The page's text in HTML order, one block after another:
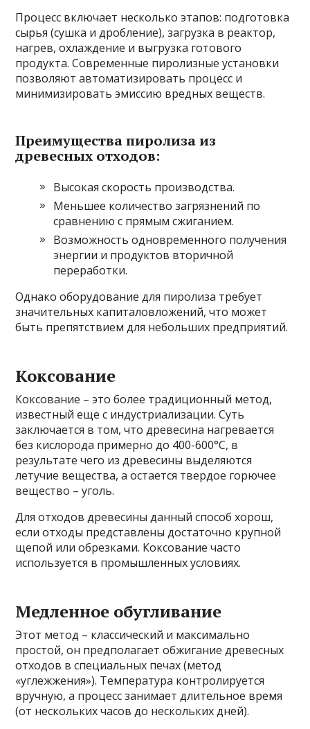
Процесс включает несколько этапов: подготовка
сырья (сушка и дробление), загрузка в реактор,
нагрев, охлаждение и выгрузка готового
продукта. Современные пиролизные установки
позволяют автоматизировать процесс и
минимизировать эмиссию вредных веществ.
Преимущества пиролиза из
древесных отходов:
Высокая скорость производства.
Меньшее количество загрязнений по
сравнению с прямым сжиганием.
Возможность одновременного получения
энергии и продуктов вторичной
переработки.
Однако оборудование для пиролиза требует
значительных капиталовложений, что может
быть препятствием для небольших предприятий.
Коксование
Коксование – это более традиционный метод,
известный еще с индустриализации. Суть
заключается в том, что древесина нагревается
без кислорода примерно до 400-600°C, в
результате чего из древесины выделяются
летучие вещества, а остается твердое горючее
вещество – уголь.
Для отходов древесины данный способ хорош,
если отходы представлены достаточно крупной
щепой или обрезками. Коксование часто
используется в промышленных условиях.
Медленное обугливание
Этот метод – классический и максимально
простой, он предполагает обжигание древесных
отходов в специальных печах (метод
«углежжения»). Температура контролируется
вручную, а процесс занимает длительное время
(от нескольких часов до нескольких дней).